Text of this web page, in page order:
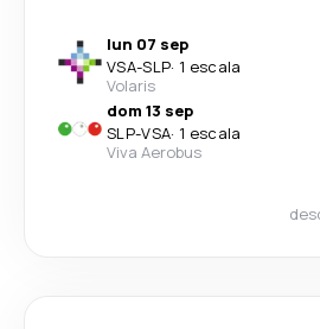
lun 07 sep
VSA-SLP· 1 escala
Volaris
dom 13 sep
SLP-VSA· 1 escala
Viva Aerobus